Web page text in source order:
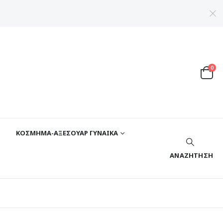
0
ΚΟΣΜΗΜΑ-ΑΞΕΣΟΥΑΡ ΓΥΝΑΙΚΑ
ΑΝΑΖΉΤΗΣΗ